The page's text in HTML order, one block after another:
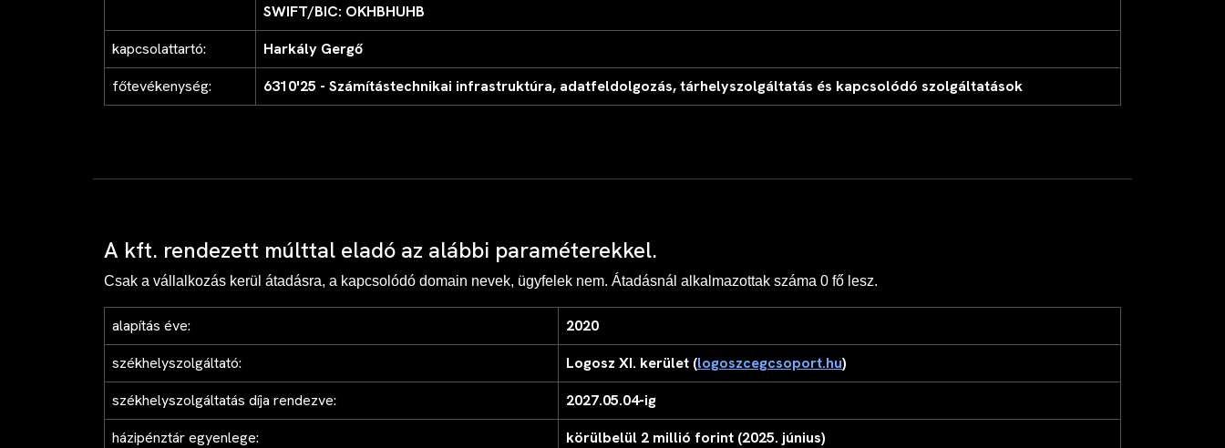
SWIFT/BIC: OKHBHUHB
kapcsolattartó:
Harkály Gergő
főtevékenység:
6310'25 - Számítástechnikai infrastruktúra, adatfeldolgozás, tárhelyszolgáltatás és kapcsolódó szolgáltatások
A kft. rendezett múlttal eladó az alábbi paraméterekkel.
Csak a vállalkozás kerül átadásra, a kapcsolódó domain nevek, ügyfelek nem. Átadásnál alkalmazottak száma 0 fő lesz.
alapítás éve:
2020
székhelyszolgáltató:
Logosz XI. kerület (logoszcegcsoport.hu)
székhelyszolgáltatás díja rendezve:
2027.05.04-ig
házipénztár egyenlege:
körülbelül 2 millió forint (2025. június)